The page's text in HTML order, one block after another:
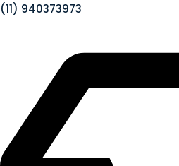
(11) 940373973